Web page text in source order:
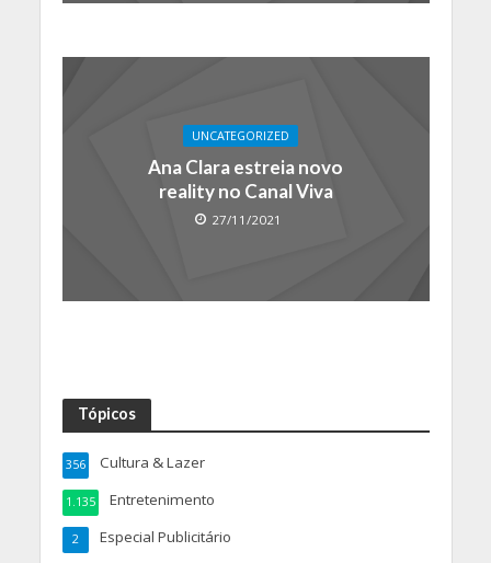
UNCATEGORIZED
Ana Clara estreia novo
reality no Canal Viva
27/11/2021
Tópicos
Cultura & Lazer
356
Entretenimento
1.135
Especial Publicitário
2